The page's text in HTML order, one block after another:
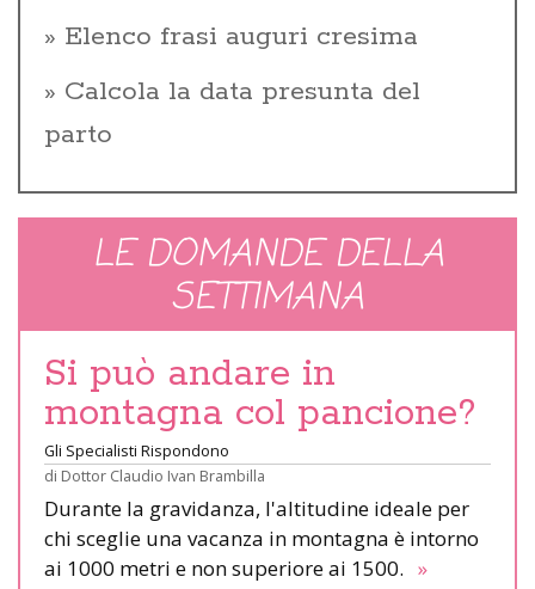
Elenco frasi auguri cresima
Calcola la data presunta del
parto
LE DOMANDE DELLA
SETTIMANA
Si può andare in
montagna col pancione?
Gli Specialisti Rispondono
di Dottor Claudio Ivan Brambilla
Durante la gravidanza, l'altitudine ideale per
chi sceglie una vacanza in montagna è intorno
ai 1000 metri e non superiore ai 1500. »